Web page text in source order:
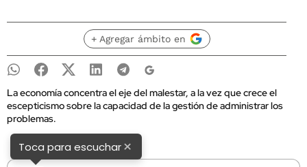
+ Agregar ámbito en
La economía concentra el eje del malestar, a la vez que crece el
escepticismo sobre la capacidad de la gestión de administrar los
problemas.
Toca para escuchar×